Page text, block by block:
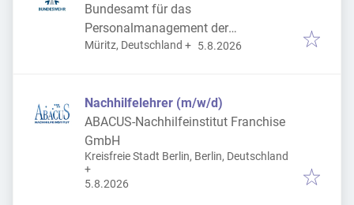
Bundesamt für das
Personalmanagement der
Bundeswehr
Müritz, Deutschland + Veröffentlicht
5.8.2026
Nachhilfelehrer (m/w/d)
ABACUS-Nachhilfeinstitut Franchise
GmbH
Kreisfreie Stadt Berlin, Berlin, Deutschland
+
Veröffentlicht
5.8.2026